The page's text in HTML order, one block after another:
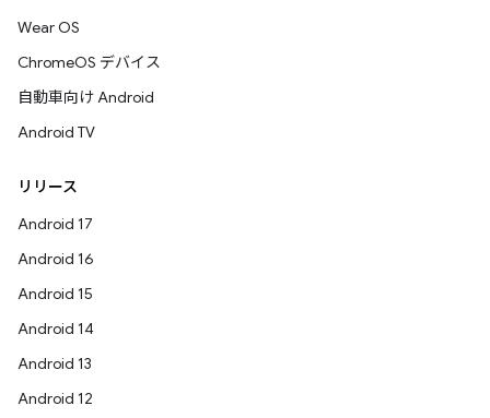
Wear OS
ChromeOS デバイス
自動車向け Android
Android TV
リリース
Android 17
Android 16
Android 15
Android 14
Android 13
Android 12